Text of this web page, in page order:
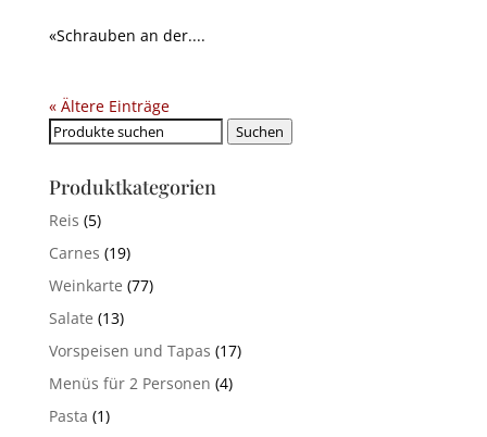
«Schrauben an der....
« Ältere Einträge
Suchen
Suchen
Produktkategorien
Reis (5)
Carnes (19)
Weinkarte (77)
Salate (13)
Vorspeisen und Tapas (17)
Menüs für 2 Personen (4)
Pasta (1)